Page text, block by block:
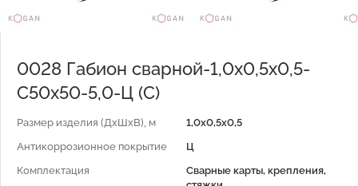
0028 Габион сварной-1,0х0,5х0,5-
С50х50-5,0-Ц (С)
Размер изделия (ДхШхВ), м
1,0х0,5х0,5
Антикоррозионное покрытие
Ц
Комплектация
Сварные карты, крепления,